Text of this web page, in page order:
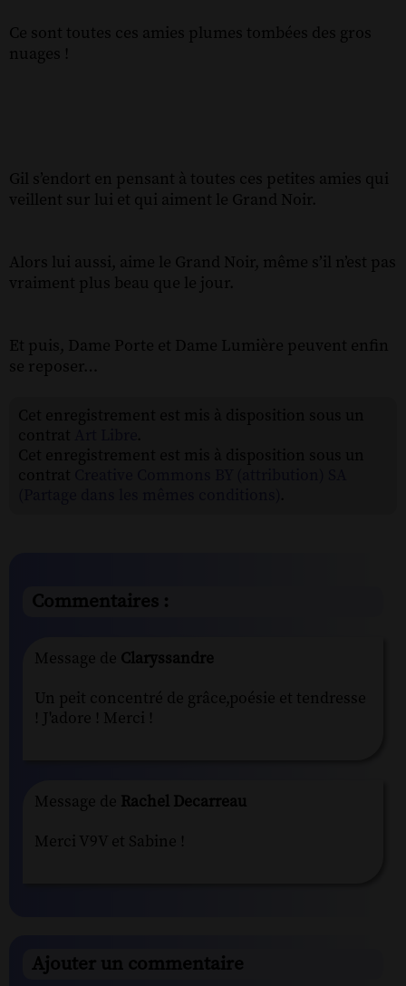
Ce sont toutes ces amies plumes tombées des gros
nuages !
Gil s’endort en pensant à toutes ces petites amies qui
veillent sur lui et qui aiment le Grand Noir.
Alors lui aussi, aime le Grand Noir, même s’il n’est pas
vraiment plus beau que le jour.
Et puis, Dame Porte et Dame Lumière peuvent enfin
se reposer…
Commentaires :
Message de Claryssandre
Un peit concentré de grâce,poésie et tendresse
! J'adore ! Merci !
Message de Rachel Decarreau
Merci V9V et Sabine !
Ajouter un commentaire